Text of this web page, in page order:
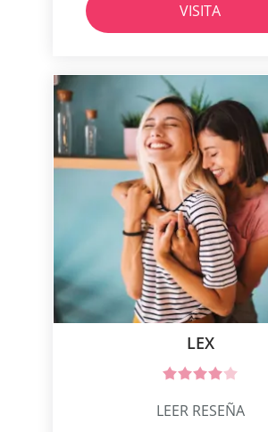
VISITA
LEX
LEER RESEÑA